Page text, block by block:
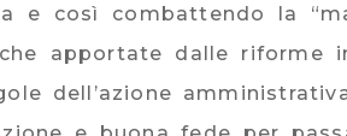
e così combattendo la
apportate dalle riforme
dell’azione